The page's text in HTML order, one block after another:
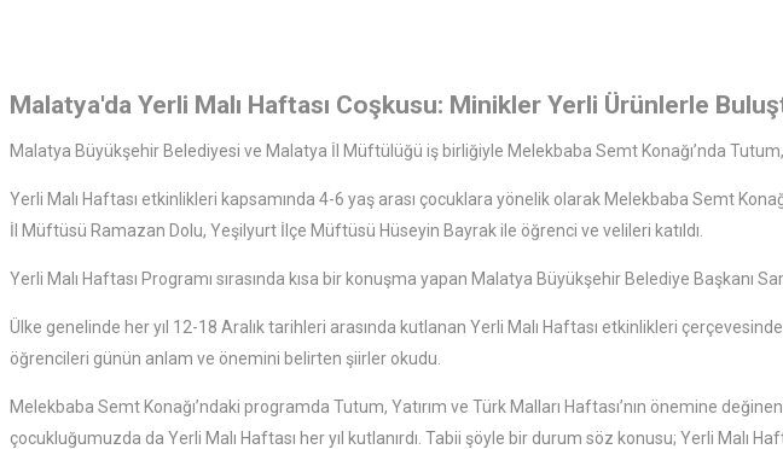
Malatya'da Yerli Malı Haftası Coşkusu: Minikler Yerli Ürünlerle
Malatya Büyükşehir Belediyesi ve Malatya İl Müftülüğü iş birliğiyle Melekbaba Semt Konağı’nda Tutum,
Yerli Malı Haftası etkinlikleri kapsamında 4-6 yaş arası çocuklara yönelik olarak Melekbaba Semt
İl Müftüsü Ramazan Dolu, Yeşilyurt İlçe Müftüsü Hüseyin Bayrak ile öğrenci ve velileri katıldı.
Yerli Malı Haftası Programı sırasında kısa bir konuşma yapan Malatya Büyükşehir Belediye Başkanı
Ülke genelinde her yıl 12-18 Aralık tarihleri arasında kutlanan Yerli Malı Haftası etkinlikleri
öğrencileri günün anlam ve önemini belirten şiirler okudu.
Melekbaba Semt Konağı’ndaki programda Tutum, Yatırım ve Türk Malları Haftası’nın önemine
çocukluğumuzda da Yerli Malı Haftası her yıl kutlanırdı. Tabii şöyle bir durum söz konusu; Yerli Malı